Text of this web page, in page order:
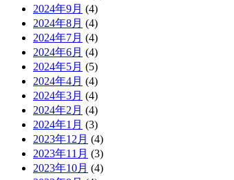
2024年9月 (4)
2024年8月 (4)
2024年7月 (4)
2024年6月 (4)
2024年5月 (5)
2024年4月 (4)
2024年3月 (4)
2024年2月 (4)
2024年1月 (3)
2023年12月 (4)
2023年11月 (3)
2023年10月 (4)